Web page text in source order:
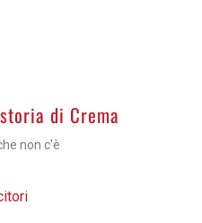
di Crema
non c'è